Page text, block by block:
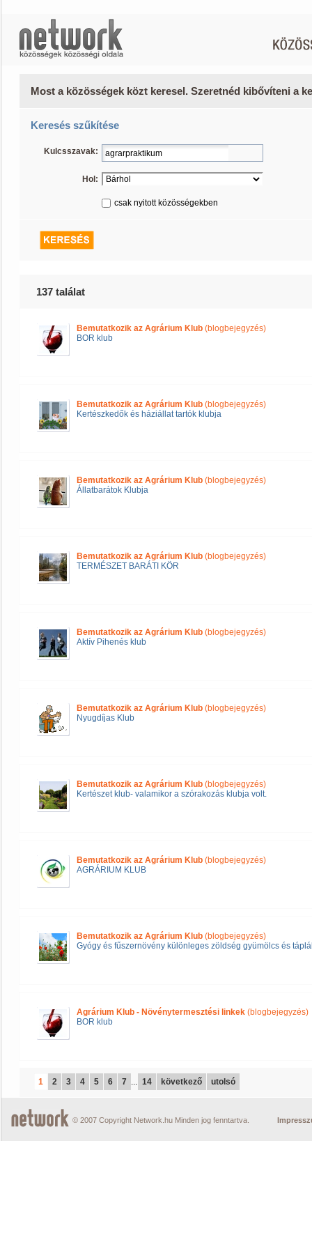
Most a közösségek közt keresel. Szeretnéd kibővíteni a
Keresés szűkítése
Kulcsszavak:
Hol:
csak nyitott közösségekben
137 találat
Bemutatkozik az Agrárium Klub (blogbejegyzés)
BOR klub
Bemutatkozik az Agrárium Klub (blogbejegyzés)
Kertészkedők és háziállat tartók klubja
Bemutatkozik az Agrárium Klub (blogbejegyzés)
Állatbarátok Klubja
Bemutatkozik az Agrárium Klub (blogbejegyzés)
TERMÉSZET BARÁTI KÖR
Bemutatkozik az Agrárium Klub (blogbejegyzés)
Aktív Pihenés klub
Bemutatkozik az Agrárium Klub (blogbejegyzés)
Nyugdíjas Klub
Bemutatkozik az Agrárium Klub (blogbejegyzés)
Kertészet klub- valamikor a szórakozás klubja volt.
Bemutatkozik az Agrárium Klub (blogbejegyzés)
AGRÁRIUM KLUB
Bemutatkozik az Agrárium Klub (blogbejegyzés)
Gyógy és fűszernövény különleges zöldség gyümölcs és
Agrárium Klub - Növénytermesztési linkek (blogbejegyzés)
BOR klub
1 2 3 4 5 6 7 ... 14 következő utolsó
© 2007 Copyright Network.hu Minden jog fenntartva.